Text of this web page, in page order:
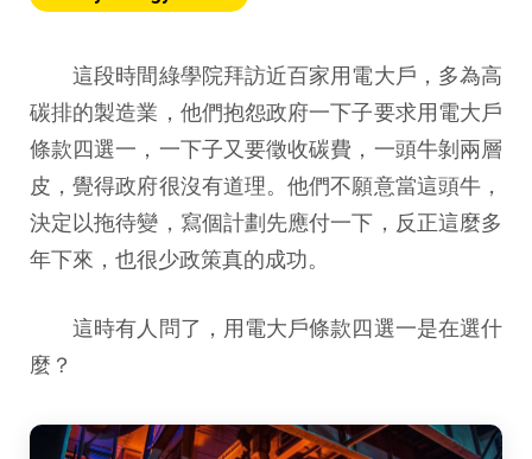
這段時間綠學院拜訪近百家用電大戶，多為高
碳排的製造業，他們抱怨政府一下子要求用電大戶
條款四選一，一下子又要徵收碳費，一頭牛剝兩層
皮，覺得政府很沒有道理。他們不願意當這頭牛，
決定以拖待變，寫個計劃先應付一下，反正這麼多
年下來，也很少政策真的成功。
這時有人問了，用電大戶條款四選一是在選什
麼？